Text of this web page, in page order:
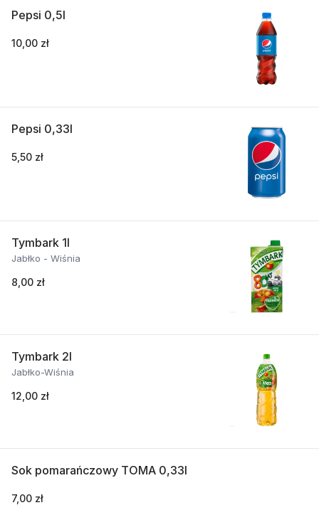
Pepsi 0,5l
10,00 zł
Pepsi 0,33l
5,50 zł
Tymbark 1l
Jabłko - Wiśnia
8,00 zł
Tymbark 2l
Jabłko-Wiśnia
12,00 zł
Sok pomarańczowy TOMA 0,33l
7,00 zł